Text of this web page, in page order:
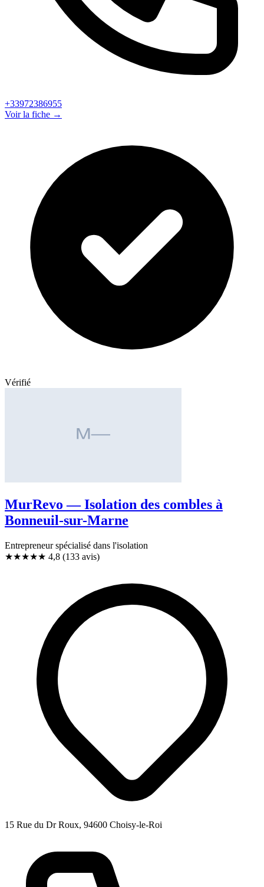
+33972386955
Voir la fiche →
Vérifié
MurRevo — Isolation des combles à
Bonneuil-sur-Marne
Entrepreneur spécialisé dans l'isolation
★★★★★ 4,8 (133 avis)
15 Rue du Dr Roux, 94600 Choisy-le-Roi